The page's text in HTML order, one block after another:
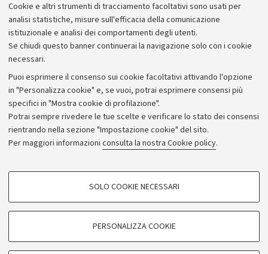
Cookie e altri strumenti di tracciamento facoltativi sono usati per
analisi statistiche, misure sull'efficacia della comunicazione
istituzionale e analisi dei comportamenti degli utenti.
Se chiudi questo banner continuerai la navigazione solo con i cookie
necessari.
Puoi esprimere il consenso sui cookie facoltativi attivando l'opzione
in "Personalizza cookie" e, se vuoi, potrai esprimere consensi più
specifici in "Mostra cookie di profilazione".
Potrai sempre rivedere le tue scelte e verificare lo stato dei consensi
rientrando nella sezione "Impostazione cookie" del sito.
Per maggiori informazioni consulta la nostra Cookie policy.
COOKIE DI PROFILAZIONE - FACOLTATIVI
SOLO COOKIE NECESSARI
PERSONALIZZA COOKIE
Archivio
Comunicati stampa
Redazione
Rassegna stampa
© Copyright 2026 - ALMA MATER STUDIORUM - Università di
Bologna - Via Zamboni, 33 - 40126 Bologna - PI: 01131710376 -